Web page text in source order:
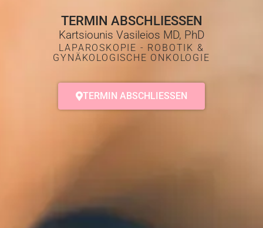
TERMIN ABSCHLIESSEN
Kartsiounis Vasileios MD, PhD
LAPAROSKOPIE - ROBOTIK &
GYNÄKOLOGISCHE ONKOLOGIE
TERMIN ABSCHLIESSEN